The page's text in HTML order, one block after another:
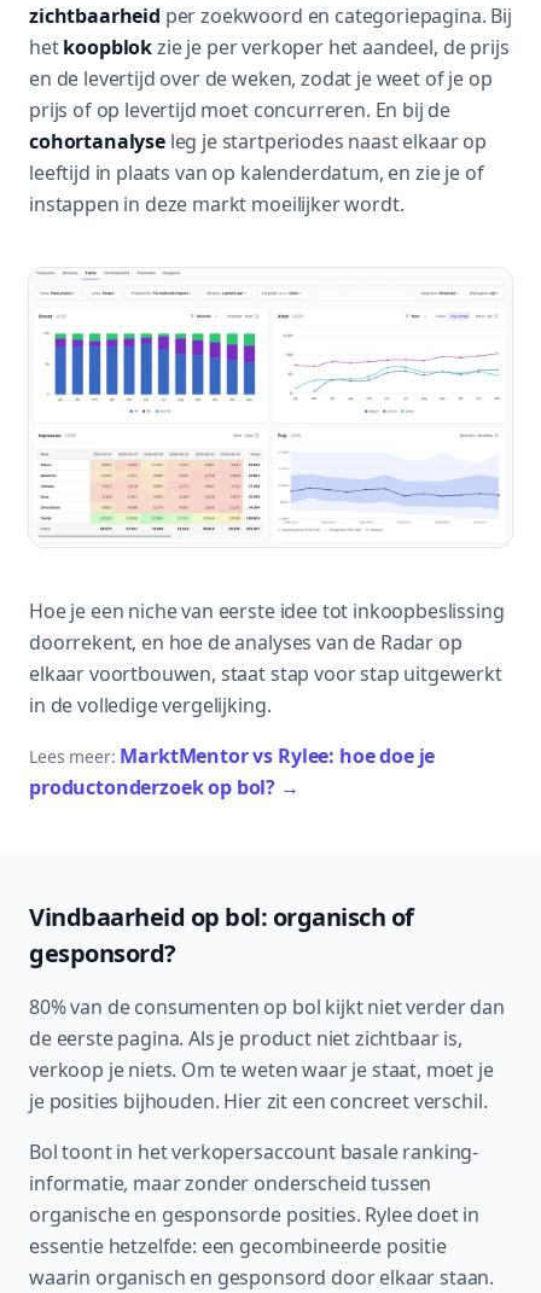
zichtbaarheid per zoekwoord en categoriepagina. Bij
hetkoopblokzie je per verkoper het aandeel, de prijs
en de levertijd over de weken, zodat je weet of je op
prijs of op levertijd moet concurreren. En bij de
cohortanalyseleg je startperiodes naast elkaar op
leeftijd in plaats van op kalenderdatum, en zie je of
instappen in deze markt moeilijker wordt.
Hoe je een niche van eerste idee tot inkoopbeslissing
doorrekent, en hoe de analyses van de Radar op
elkaar voortbouwen, staat stap voor stap uitgewerkt
in de volledige vergelijking.
Lees meer: MarktMentor vs Rylee: hoe doe je
productonderzoek op bol? →
Vindbaarheid op bol: organisch of
gesponsord?
80% van de consumenten op bol kijkt niet verder dan
de eerste pagina. Als je product niet zichtbaar is,
verkoop je niets. Om te weten waar je staat, moet je
je posities bijhouden. Hier zit een concreet verschil.
Bol toont in het verkopersaccount basale ranking-
informatie, maar zonder onderscheid tussen
organische en gesponsorde posities. Rylee doet in
essentie hetzelfde: een gecombineerde positie
waarin organisch en gesponsord door elkaar staan.